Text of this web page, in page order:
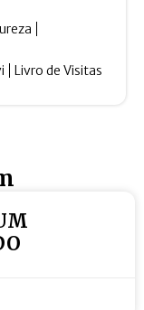
Livro de Visitas